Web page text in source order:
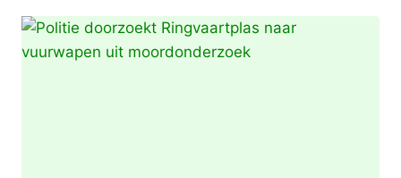
BRAND
|
BRAND